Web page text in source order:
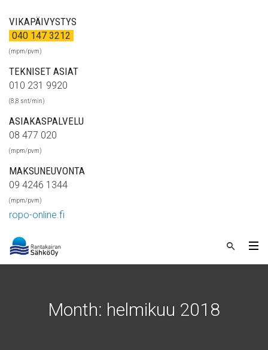
VIKAPÄIVYSTYS
040 147 3212
(mpm/pvm)
TEKNISET ASIAT
010 231 9920
(8,8 snt/min)
ASIAKASPALVELU
08 477 020
(mpm/pvm)
MAKSUNEUVONTA
09 4246 1344
(mpm/pvm)
ropo-online.fi
Month: helmikuu 2018